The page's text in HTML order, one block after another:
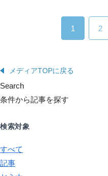
1 2
メディアTOPに戻る
Search
条件から記事を探す
検索対象
すべて
記事